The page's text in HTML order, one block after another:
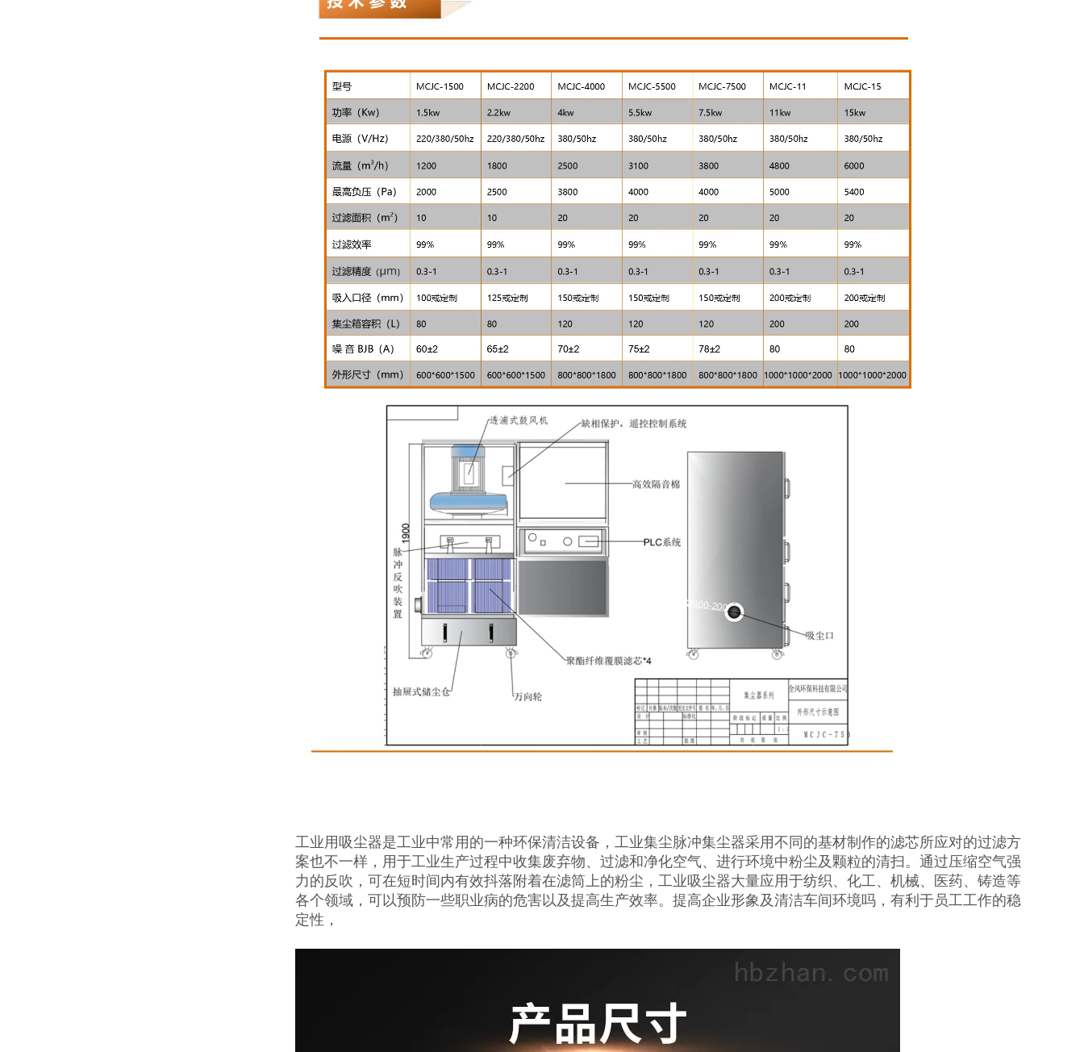
工业用吸尘器是工业中常用的一种环保清洁设备，工业集尘脉冲集尘器采用不同的基材制作的滤芯所应对的过滤方
案也不一样，用于工业生产过程中收集废弃物、过滤和净化空气、进行环境中粉尘及颗粒的清扫。通过压缩空气强
力的反吹，可在短时间内有效抖落附着在滤筒上的粉尘，工业吸尘器大量应用于纺织、化工、机械、医药、铸造等
各个领域，可以预防一些职业病的危害以及提高生产效率。提高企业形象及清洁车间环境吗，有利于员工工作的稳
定性，